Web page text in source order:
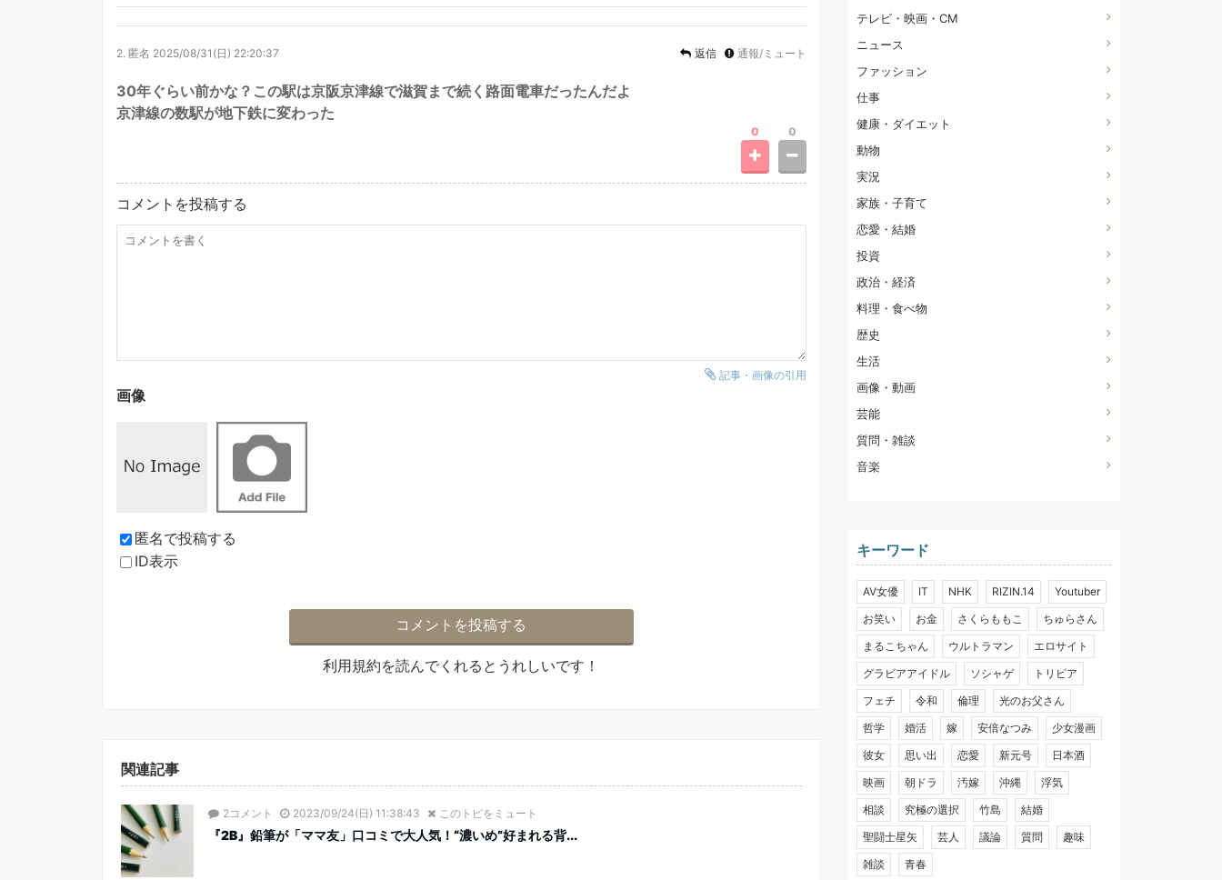
2. 匿名 2025/08/31(日) 22:20:37 返信 通報/ミュート
30年ぐらい前かな？この駅は京阪京津線で滋賀まで続く路面電車だったんだよ
京津線の数駅が地下鉄に変わった
0 0
コメントを投稿する
記事・画像の引用
画像
匿名で投稿する
ID表示
利用規約を読んでくれるとうれしいです！
関連記事
2コメント 2023/09/24(日) 11:38:43 このトピをミュート
『2B』鉛筆が「ママ友」口コミで大人気！“濃いめ”好まれる背...
テレビ・映画・CM
ニュース
ファッション
仕事
健康・ダイエット
動物
実況
家族・子育て
恋愛・結婚
投資
政治・経済
料理・食べ物
歴史
生活
画像・動画
芸能
質問・雑談
音楽
キーワード
AV女優 IT NHK RIZIN.14
Youtuber
お笑い
お金 さくらももこ
ちゅらさん
まるこちゃん
ウルトラマン
エロサイト
グラビアアイドル
ソシャゲ
トリビア
フェチ
令和 倫理
光のお父さん
哲学
婚活 嫁 安倍なつみ
少女漫画
彼女
思い出 恋愛 新元号
日本酒
映画
朝ドラ 汚嫁 沖縄
浮気
相談
究極の選択 竹島
結婚
聖闘士星矢
芸人 議論 質問
趣味
雑談
青春